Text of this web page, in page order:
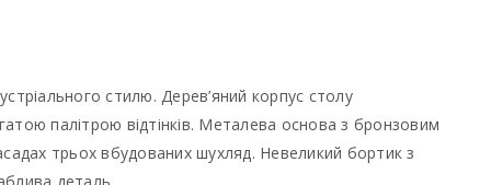
стилю. Дерев’яний корпус столу
палітрою відтінків. Металева основа з бронзовим
трьох вбудованих шухляд. Невеликий бортик з